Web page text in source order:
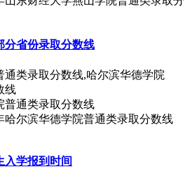
分省份录取分数线
通类录取分数线,哈尔滨华德学院
线
哈尔滨华德学院普通类录取分数线
入学报到时间